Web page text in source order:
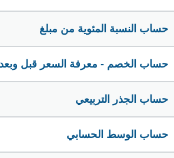
حساب النسبة المئوية من مبلغ
حساب الخصم - معرفة السعر قبل
حساب الجذر التربيعي
حساب الوسط الحسابي